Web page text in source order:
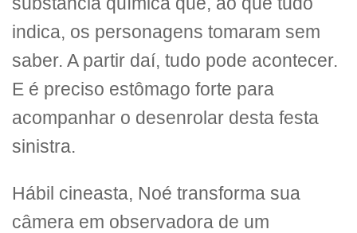
indica, os personagens tomaram sem
saber. A partir daí, tudo pode acontecer.
E é preciso estômago forte para
acompanhar o desenrolar desta festa
sinistra.
Hábil cineasta, Noé transforma sua
câmera em observadora de um